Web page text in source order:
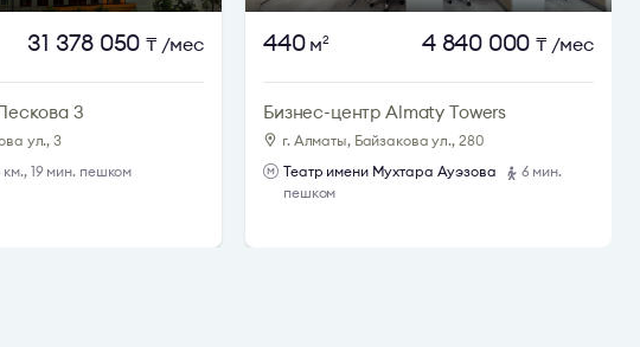
31 378 050 ₸ /мес
3
ул., 3
км., 19 мин. пешком
440м2 4 840 000 ₸ /мес
Бизнес-центр Almaty Towers
г. Алматы, Байзакова ул., 280
Театр имени Мухтара Ауэзова
6 мин.
пешком